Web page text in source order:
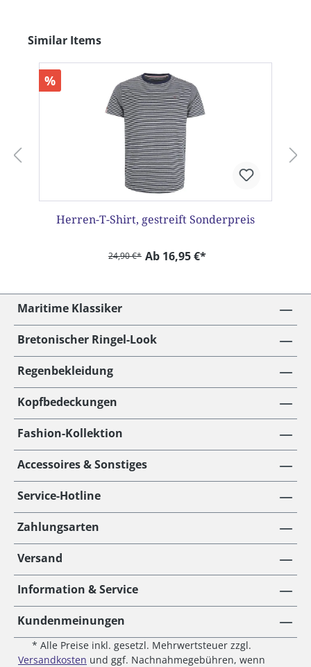
Produktgalerie überspringen
Similar Items
%
Herren-T-Shirt, gestreift Sonderpreis
24,90 €* Ab 16,95 €*
Maritime Klassiker
Bretonischer Ringel-Look
Regenbekleidung
Kopfbedeckungen
Fashion-Kollektion
Accessoires & Sonstiges
Service-Hotline
Zahlungsarten
Versand
Information & Service
Kundenmeinungen
* Alle Preise inkl. gesetzl. Mehrwertsteuer zzgl.
Versandkosten und ggf. Nachnahmegebühren, wenn